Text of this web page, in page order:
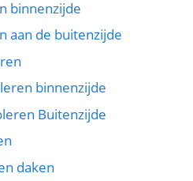
binnenzijde
aan de buitenzijde
binnenzijde
Buitenzijde
daken